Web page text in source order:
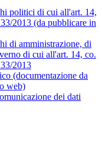
politici di cui all'art. 14,
2013 (da pubblicare in
di amministrazione, di
di cui all'art. 14, co.
2013
(documentazione da
web)
dei dati